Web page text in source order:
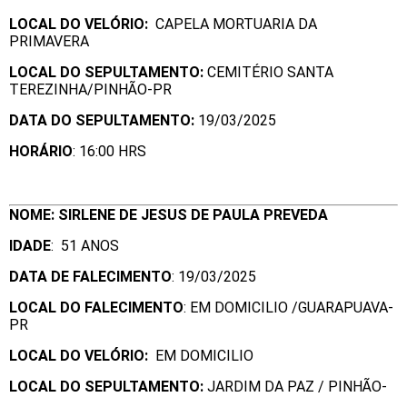
LOCAL DO VELÓRIO: CAPELA MORTUARIA DA
PRIMAVERA
LOCAL DO SEPULTAMENTO: CEMITÉRIO SANTA
TEREZINHA/PINHÃO-PR
DATA DO SEPULTAMENTO: 19/03/2025
HORÁRIO: 16:00 HRS
NOME: SIRLENE DE JESUS DE PAULA PREVEDA
IDADE: 51 ANOS
DATA DE FALECIMENTO: 19/03/2025
LOCAL DO FALECIMENTO: EM DOMICILIO /GUARAPUAVA-
PR
LOCAL DO VELÓRIO: EM DOMICILIO
LOCAL DO SEPULTAMENTO: JARDIM DA PAZ / PINHÃO-